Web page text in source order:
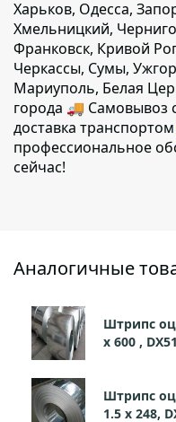
Харьков, Одесса,
Хмельницкий,
Франковск, Кривой
Черкассы, Сумы,
Мариуполь, Белая
города 🚚 Самовывоз
доставка
профессиональное
сейчас!
Аналогичные
Штрипс
х 600 ,
Штрипс
1.5 х 248,